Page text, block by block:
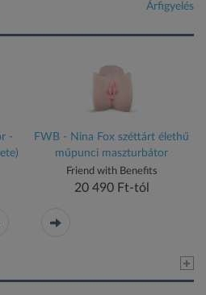
Árfigyelés
-
FWB - Nina Fox széttárt élethű
műpunci maszturbátor
Friend with Benefits
20 490 Ft-tól